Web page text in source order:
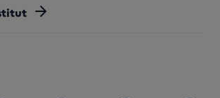
arrow_forward